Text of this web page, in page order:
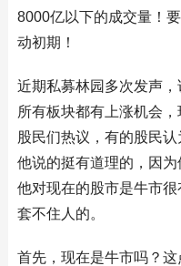
8000亿以下的成交量！
动初期！
近期私募林园多次发声
所有板块都有上涨机会
股民们热议，有的股民
他说的挺有道理的，因
他对现在的股市是牛市
套不住人的。
首先，现在是牛市吗？